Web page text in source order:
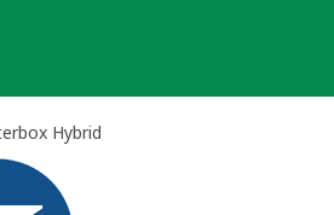
Hybrid